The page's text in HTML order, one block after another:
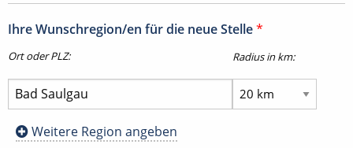
Ihre Wunschregion/en für die neue Stelle*
Ort oder PLZ: Radius in km:
Weitere Region angeben